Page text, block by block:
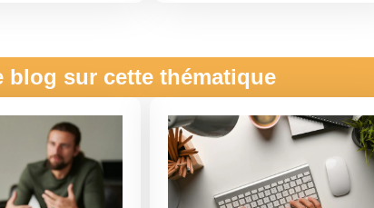
blog sur cette thématique